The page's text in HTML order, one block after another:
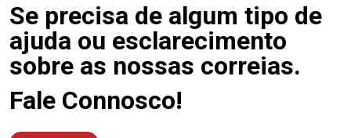
Se precisa de algum tipo de
ajuda ou esclarecimento
sobre as nossas correias.
Fale Connosco!